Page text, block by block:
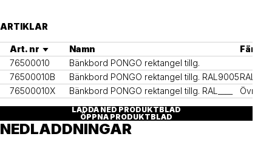
ARTIKLAR
Art. nr Namn
Färg
76500010
Bänkbord PONGO rektangel tillg.
76500010B
Bänkbord PONGO rektangel tillg. RAL9005
76500010X
Bänkbord PONGO rektangel tillg. RAL____ Övriga
LADDA NED PRODUKTBLAD
ÖPPNA PRODUKTBLAD
NEDLADDNINGAR